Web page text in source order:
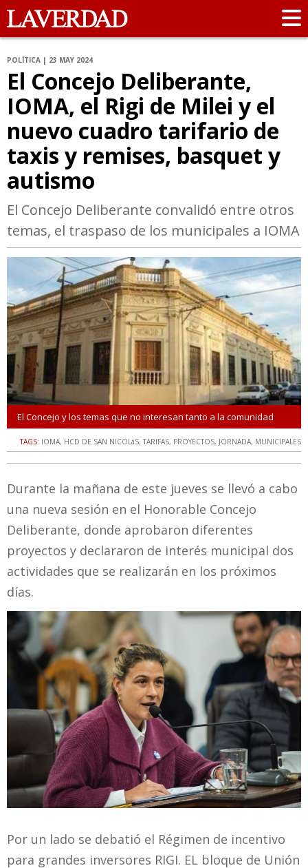
POLÍTICA | 23 MAY 2024
El Concejo Deliberante,
IOMA, el Rigi de Milei y el
nuevo cuadro tarifario de
taxis y remises, basquet y
autismo
El Concejo Deliberante convalidó entre otros
temas, el traspaso de los municipales a IOMA
El Concejo y los temas que no interesan tanto a la comunidad
TAGS: IOMA, HCD DE SAN NICOLáS, TARIFAS, PROYECTOS, JORNADA, MUNICIPALES
Durante la mañana de este jueves se llevó a cabo
una nueva sesión en el Honorable Concejo
Deliberante, donde aprobaron diferentes
proyectos y declararon de interés municipal dos
actividades que se realizarán en los próximos
días.
Por un lado se debatió el Régimen de incentivo
para grandes inversores RIGI. EL bloque de Unión